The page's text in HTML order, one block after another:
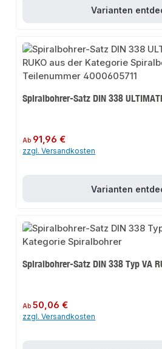
Varianten
Spiralbohrer-Satz DIN 338
Regulärer Preis:
Ab 91,96 €
zzgl. Versandkosten
Varianten
Spiralbohrer-Satz DIN 338 Typ VA
Regulärer Preis:
Ab50,06 €
zzgl. Versandkosten